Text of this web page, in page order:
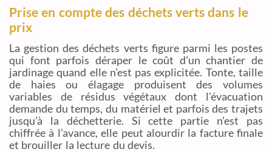
Prise en compte des déchets verts dans le
prix
La gestion des déchets verts figure parmi les postes
qui font parfois déraper le coût d’un chantier de
jardinage quand elle n’est pas explicitée. Tonte, taille
de haies ou élagage produisent des volumes
variables de résidus végétaux dont l’évacuation
demande du temps, du matériel et parfois des trajets
jusqu’à la déchetterie. Si cette partie n’est pas
chiffrée à l’avance, elle peut alourdir la facture finale
et brouiller la lecture du devis.